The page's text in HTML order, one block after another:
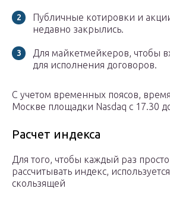
Публичные котировки и
недавно закрылись.
Для майкетмейкеров, чтобы
для исполнения договоров.
С учетом временных поясов,
Москве площадки Nasdaq с 17.30
Расчет индекса
Для того, чтобы каждый раз
рассчитывать индекс,
скользящей